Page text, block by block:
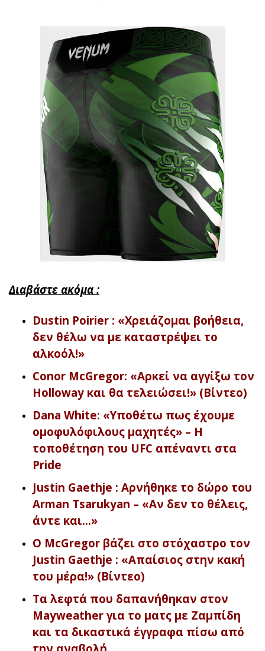
Διαβάστε ακόμα :
Dustin Poirier : «Χρειάζομαι βοήθεια,
δεν θέλω να με καταστρέψει το
αλκοόλ!»
Conor McGregor: «Αρκεί να αγγίξω τον
Holloway και θα τελειώσει!» (Βίντεο)
Dana White: «Υποθέτω πως έχουμε
ομοφυλόφιλους μαχητές» – Η
τοποθέτηση του UFC απέναντι στα
Pride
Justin Gaethje : Αρνήθηκε το δώρο του
Arman Tsarukyan – «Αν δεν το θέλεις,
άντε και…»
Ο McGregor βάζει στο στόχαστρο τον
Justin Gaethje : «Απαίσιος στην κακή
του μέρα!» (Βίντεο)
Τα λεφτά που δαπανήθηκαν στον
Mayweather για το ματς με Ζαμπίδη
και τα δικαστικά έγγραφα πίσω από